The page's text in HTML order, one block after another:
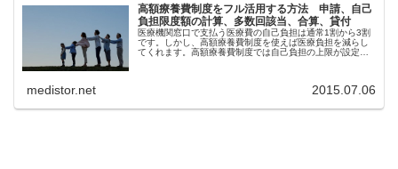
高額療養費制度をフル活用する方法 申請、自己
負担限度額の計算、多数回該当、合算、貸付
医療機関窓口で支払う医療費の自己負担は通常1割から3割
です。しかし、高額療養費制度を使えば医療負担を減らし
てくれます。高額療養費制度では自己負担の上限が設定さ
medistor.net 2015.07.06